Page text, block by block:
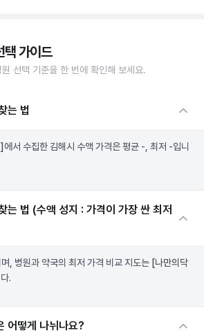
택 가이드
선택 기준을 한 번에 확인해 보세요.
는 법
에서 수집한 김해시 수액 가격은 평균 -, 최저 -입니
는 법 (수액 성지 : 가격이 가장 싼 최저
, 병원과 약국의 최저 가격 비교 지도는 [나만의닥
.
어떻게 나뉘나요?